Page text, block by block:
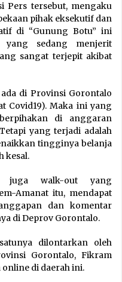
Pers tersebut, mengaku
pihak eksekutif dan
di “Gunung Botu” ini
yang sedang menjerit
sangat terjepit akibat
di Provinsi Gorontalo
Covid19). Maka ini yang
di anggaran
yang terjadi adalah
tingginya belanja
kesal.
juga walk-out yang
Amanat itu, mendapat
dan komentar
di Deprov Gorontalo.
dilontarkan oleh
Gorontalo, Fikram
online di daerah ini.